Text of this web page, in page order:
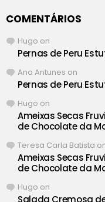
COMENTÁRIOS
Hugo on
Pernas de Peru
Ana Antunes on
Pernas de Peru
Hugo on
Ameixas Secas
de Chocolate da
Teresa Carla Batista
Ameixas Secas
de Chocolate da
Hugo on
Salada Cremosa